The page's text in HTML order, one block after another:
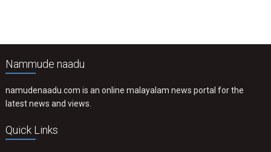
Nammude naadu
namudenaadu.com is an online malayalam news portal for the
latest news and views.
Quick Links